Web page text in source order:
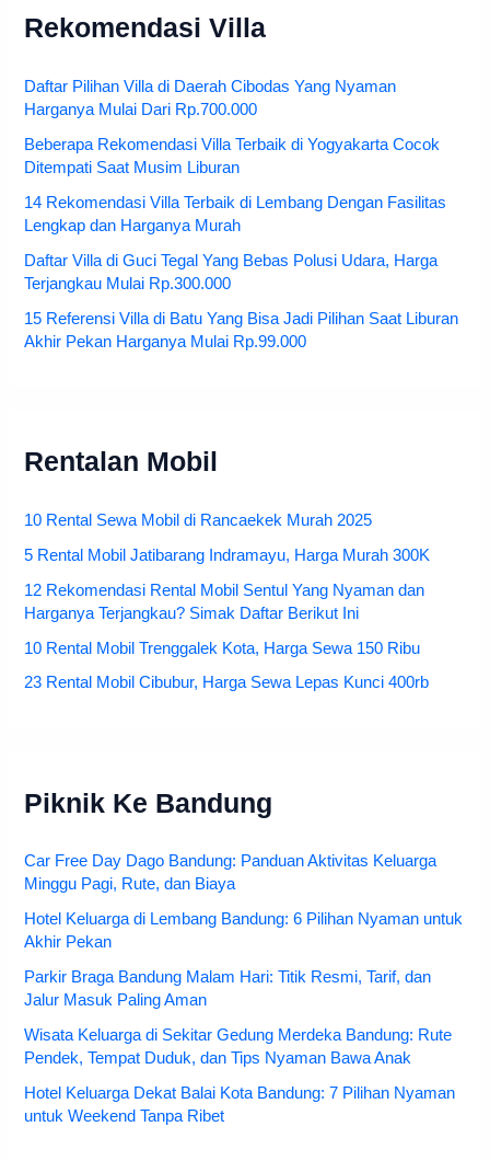
Rekomendasi Villa
Daftar Pilihan Villa di Daerah Cibodas Yang Nyaman
Harganya Mulai Dari Rp.700.000
Beberapa Rekomendasi Villa Terbaik di Yogyakarta Cocok
Ditempati Saat Musim Liburan
14 Rekomendasi Villa Terbaik di Lembang Dengan Fasilitas
Lengkap dan Harganya Murah
Daftar Villa di Guci Tegal Yang Bebas Polusi Udara, Harga
Terjangkau Mulai Rp.300.000
15 Referensi Villa di Batu Yang Bisa Jadi Pilihan Saat Liburan
Akhir Pekan Harganya Mulai Rp.99.000
Rentalan Mobil
10 Rental Sewa Mobil di Rancaekek Murah 2025
5 Rental Mobil Jatibarang Indramayu, Harga Murah 300K
12 Rekomendasi Rental Mobil Sentul Yang Nyaman dan
Harganya Terjangkau? Simak Daftar Berikut Ini
10 Rental Mobil Trenggalek Kota, Harga Sewa 150 Ribu
23 Rental Mobil Cibubur, Harga Sewa Lepas Kunci 400rb
Piknik Ke Bandung
Car Free Day Dago Bandung: Panduan Aktivitas Keluarga
Minggu Pagi, Rute, dan Biaya
Hotel Keluarga di Lembang Bandung: 6 Pilihan Nyaman untuk
Akhir Pekan
Parkir Braga Bandung Malam Hari: Titik Resmi, Tarif, dan
Jalur Masuk Paling Aman
Wisata Keluarga di Sekitar Gedung Merdeka Bandung: Rute
Pendek, Tempat Duduk, dan Tips Nyaman Bawa Anak
Hotel Keluarga Dekat Balai Kota Bandung: 7 Pilihan Nyaman
untuk Weekend Tanpa Ribet